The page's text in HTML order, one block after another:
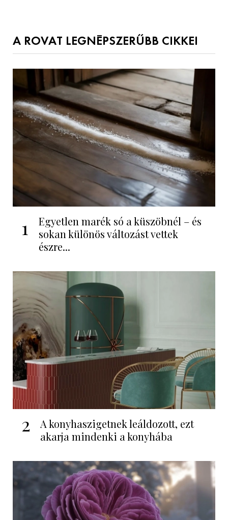
A ROVAT LEGNÉPSZERŰBB CIKKEI
1
Egyetlen marék só a küszöbnél – és
sokan különös változást vettek
észre...
2
A konyhaszigetnek leáldozott, ezt
akarja mindenki a konyhába